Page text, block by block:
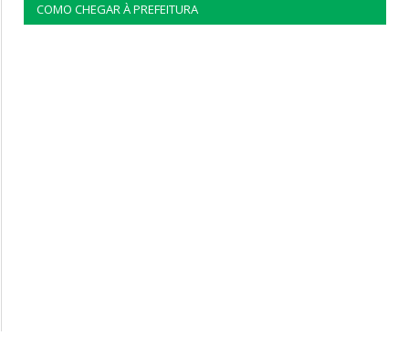
COMO CHEGAR À PREFEITURA